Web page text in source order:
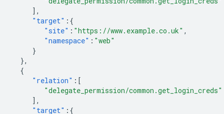
],
"target" :{
"site" : "https://www.example.co.uk" ,
"namespace" : "web"
}
},
{
"relation" :[
"delegate_permission/common.get_login_creds"
],
"target" :{